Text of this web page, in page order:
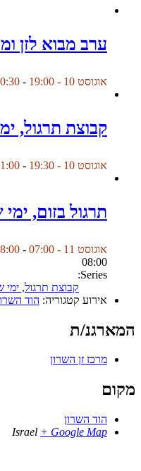
ערב מבוא לזן
אוגוסט 10 - 19:00 -
קבוצת תרגול,
אוגוסט 10 - 19:30 -
תרגול בזום,
אוגוסט 11 - 07:00 -
08:00
Series:
קבוצת תרגול, ימי
אירוע קטגוריה: הוד
המארגנ/ת
מרכז זן השרון
מקום
הוד השרון
Israel + Google Map